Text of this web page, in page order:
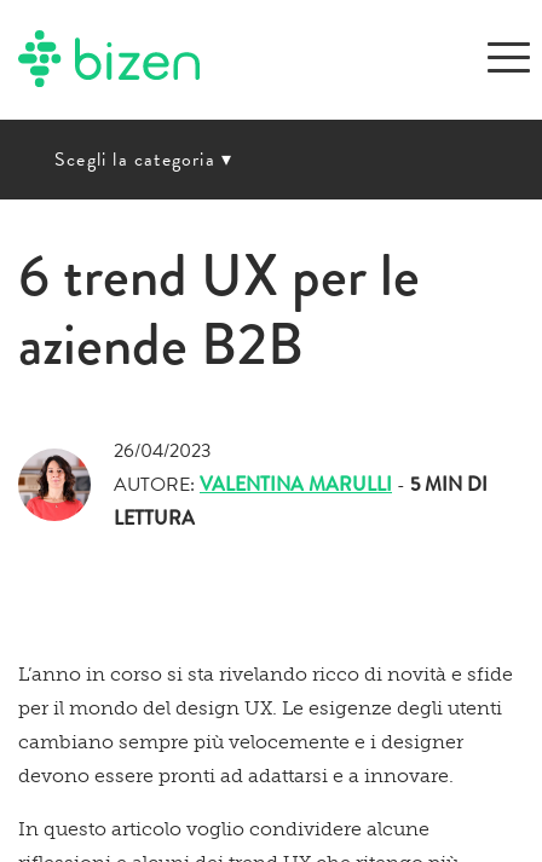
Scegli la categoria ▾
6 trend UX per le
aziende B2B
26/04/2023
AUTORE: VALENTINA MARULLI - 5 MIN DI
LETTURA
L’anno in corso si sta rivelando ricco di novità e sfide
per il mondo del design UX. Le esigenze degli utenti
cambiano sempre più velocemente e i designer
devono essere pronti ad adattarsi e a innovare.
In questo articolo voglio condividere alcune